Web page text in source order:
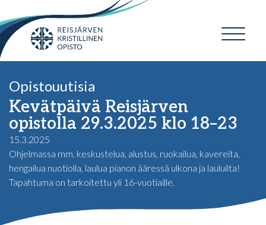
Opistouutisia
Kevätpäivä Reisjärven
opistolla 29.3.2025 klo 18–23
15.3.2025
Ohjelmassa mm. keskustelua, alustus, ruokailua, kavereita,
hengailua nuotiolla, laulua pianon ääressä ulkona ja lauluilta!
Tapahtuma on tarkoitettu yli 16-vuotiaille.